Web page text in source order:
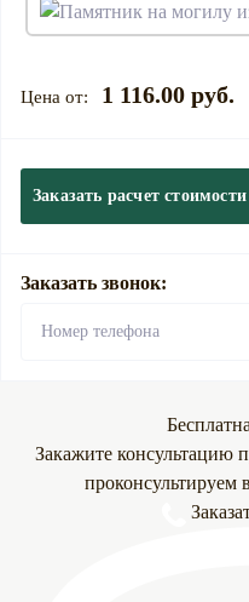
1 116.00 руб.
Заказать расчет стоимости
Заказать звонок:
Закажите консультацию
проконсультируем